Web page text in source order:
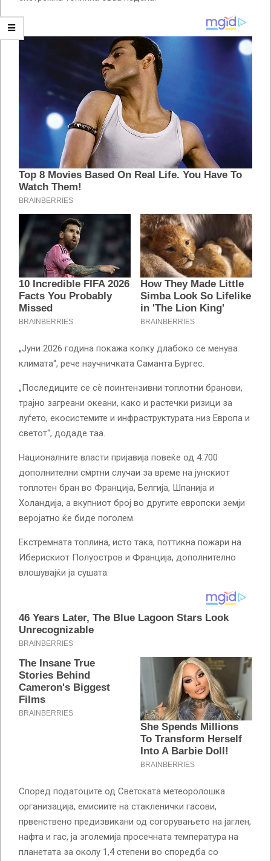
„Јуни 2026 година покажа колку длабоко се менува
климата“, рече научничката Саманта Бургес.
„Последиците се сè поинтензивни топлотни бранови,
трајно загреани океани, како и растечки ризици за
луѓето, екосистемите и инфраструктурата низ Европа и
светот“, додаде таа.
Националните власти пријавија повеќе од 4.700
дополнителни смртни случаи за време на јунскиот
топлотен бран во Франција, Белгија, Шпанија и
Холандија, а вкупниот број во другите европски земји
веројатно ќе биде поголем.
Екстремната топлина, исто така, поттикна пожари на
Иберискиот Полуостров и Франција, дополнително
влошувајќи ја сушата.
Според податоците од Светската метеоролошка
организација, емисиите на стакленички гасови,
првенствено предизвикани од согорувањето на јаглен,
нафта и гас, ја зголемија просечната температура на
планетата за околу 1,4 степени во споредба со